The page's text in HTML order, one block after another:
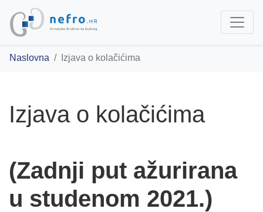
Naslovna Izjava o kolačićima
Izjava o kolačićima
(Zadnji put ažurirana
u studenom 2021.)